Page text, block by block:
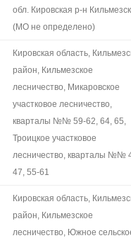
обл. Кировская р-н
(МО не определено)
Кировская область,
район, Кильмезское
лесничество, Микаровское
участковое лесничество,
кварталы №№ 59-62, 64, 65,
Троицкое участковое
лесничество, кварталы №№
47, 55-61
Кировская область,
район, Кильмезское
лесничество, Южное